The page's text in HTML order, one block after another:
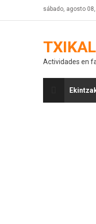
sábado, agosto
Actividades en